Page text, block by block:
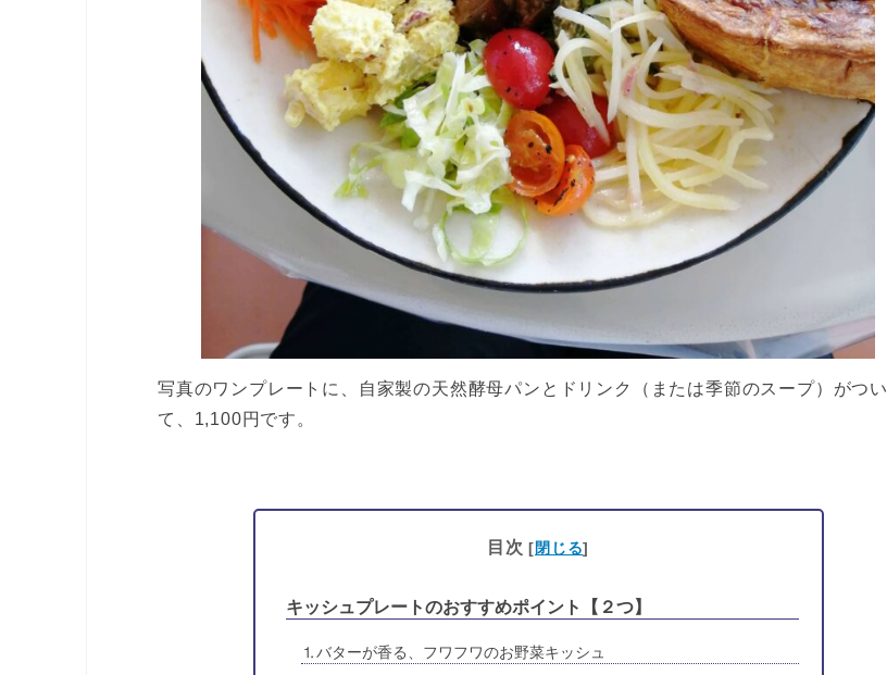
写真のワンプレートに、自家製の天然酵母パンとドリンク（または季節のスープ）がつい
て、1,100円です。
目次 [ 閉じる]
キッシュプレートのおすすめポイント【２つ】
⒈バターが香る、フワフワのお野菜キッシュ